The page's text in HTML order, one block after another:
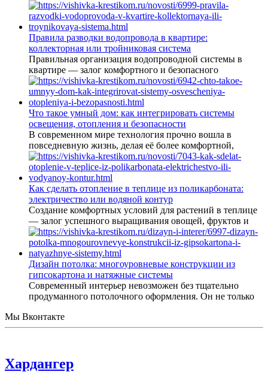
Правила разводки водопровода в квартире:
коллекторная или тройниковая система
Правильная организация водопроводной системы в
квартире — залог комфортного и безопасного
Что такое умный дом: как интегрировать системы
освещения, отопления и безопасности
В современном мире технология прочно вошла в
повседневную жизнь, делая её более комфортной,
Как сделать отопление в теплице из поликарбоната:
электричество или водяной контур
Создание комфортных условий для растений в теплице
— залог успешного выращивания овощей, фруктов и
Дизайн потолка: многоуровневые конструкции из
гипсокартона и натяжные системы
Современный интерьер невозможен без тщательно
продуманного потолочного оформления. Он не только
Мы Вконтакте
Хардангер